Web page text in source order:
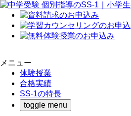
メニュー
体験授業
合格実績
SS-1の特長
toggle menu